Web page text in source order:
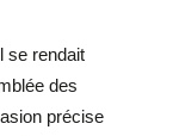
se rendait
des
précise